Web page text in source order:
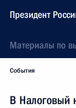
Президент
Материалы по
События
В Налоговый